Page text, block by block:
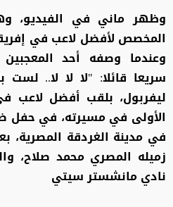
وظهر ماني في الفيديو،
المخصص لأفضل لاعب في
وعندما وصفه أحد المعجبين
سريعا قائلا: "لا لا لا..
ليفربول، بلقب أفضل لاعب في
الأولى في مسيرته، في حفل
في مدينة الغردقة المصرية،
زميله المصري محمد صلاح،
نادي مانشستر سيتي